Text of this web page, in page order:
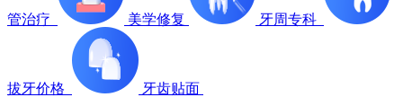
管治疗 美学修复 牙周专科
拔牙价格
牙齿贴面